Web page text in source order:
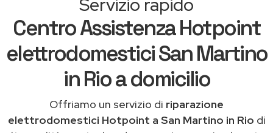
Servizio rapido
Centro Assistenza Hotpoint
elettrodomestici San Martino
in Rio a domicilio
Offriamo un servizio di riparazione
elettrodomestici Hotpoint a San Martino in Rio di